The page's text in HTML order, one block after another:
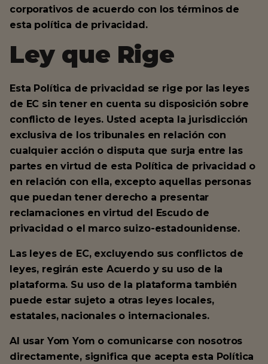
corporativos de acuerdo con los términos de
esta política de privacidad.
Ley que Rige
Esta Política de privacidad se rige por las leyes
de EC sin tener en cuenta su disposición sobre
conflicto de leyes. Usted acepta la jurisdicción
exclusiva de los tribunales en relación con
cualquier acción o disputa que surja entre las
partes en virtud de esta Política de privacidad o
en relación con ella, excepto aquellas personas
que puedan tener derecho a presentar
reclamaciones en virtud del Escudo de
privacidad o el marco suizo-estadounidense.
Las leyes de EC, excluyendo sus conflictos de
leyes, regirán este Acuerdo y su uso de la
plataforma. Su uso de la plataforma también
puede estar sujeto a otras leyes locales,
estatales, nacionales o internacionales.
Al usar Yom Yom o comunicarse con nosotros
directamente, significa que acepta esta Política